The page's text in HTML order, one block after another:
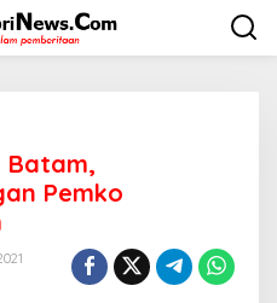
Batam,
Pemko